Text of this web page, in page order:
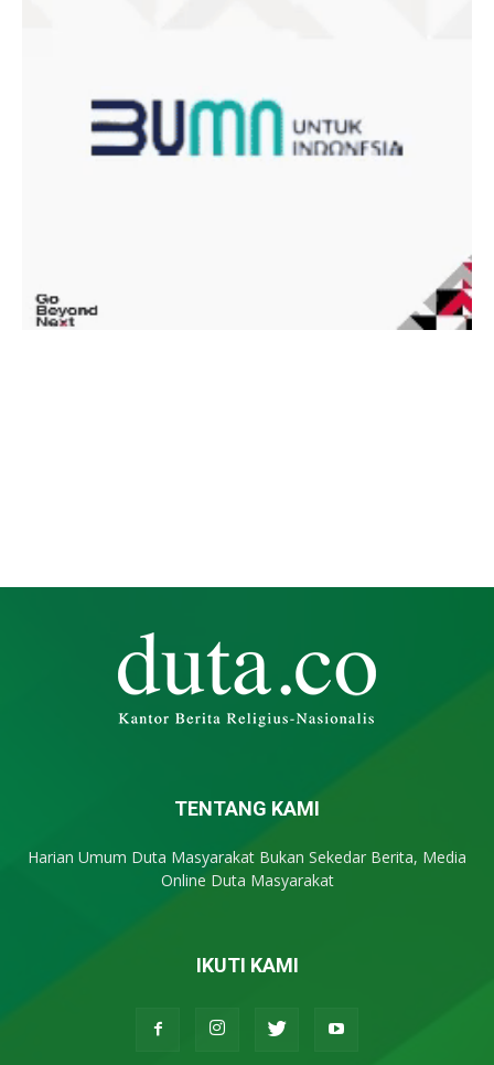
TENTANG KAMI
Harian Umum Duta Masyarakat Bukan Sekedar Berita, Media
Online Duta Masyarakat
IKUTI KAMI